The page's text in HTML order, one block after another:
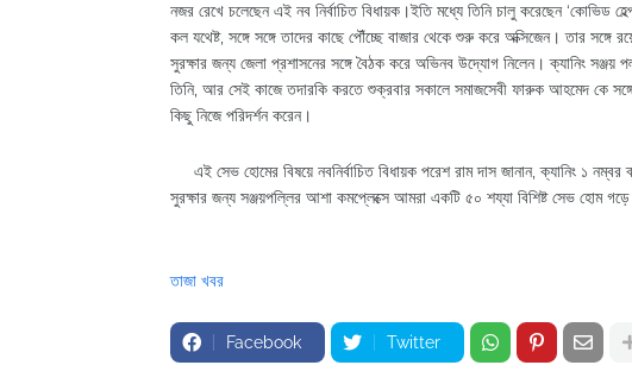
নজর রেখে চলেছেন এই নব নির্বাচিত বিধায়ক।ইতি মধ্যে তিনি চালু করেছেন ‘কোভিড
কল যথেষ্ট, সঙ্গে সঙ্গে তাদের কাছে পৌঁচ্ছে বাজার থেকে শুরু করে অক্সিজেন। তার সঙ্গে
সুরক্ষার জন্য জেলা প্রশাসনের সঙ্গে বৈঠক করে অভিনব উদ্যোগ নিলেন। ক্যানিং
তিনি, আর সেই কাজে তদারকি করতে শুক্রবার সকালে সমাজসেবী ফারুক আহমেদ কে
কিছু নিজে পরিদর্শন করেন।
এই সেভ হোমের বিষয়ে নবনির্বাচিত বিধায়ক পরেশ রাম দাস জানান, ক্যানিং ১
সুরক্ষার জন্য সঞ্জয়পল্লির আশা কমপ্লেক্সে আমরা একটি ৫০ শয্যা বিশিষ্ট সেভ হোম
তাজা খবর
Facebook Twitter